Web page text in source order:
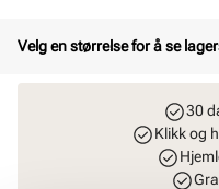
Velg en størrelse for å se
30
Klikk og